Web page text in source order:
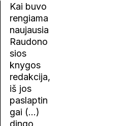
Kai buvo
rengiama
naujausia
Raudono
sios
knygos
redakcija,
iš jos
paslaptin
gai (…)
dingo